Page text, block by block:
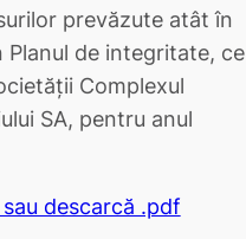
prevăzute atât în
Planul de integritate, ce
Complexul
SA, pentru anul
descarcă .pdf